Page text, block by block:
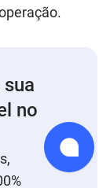
no